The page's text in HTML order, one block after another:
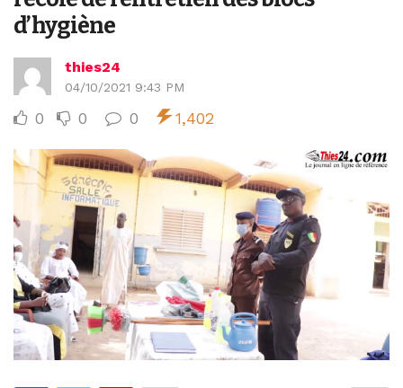
d’hygiène
thies24
04/10/2021 9:43 PM
0 0 0 1,402